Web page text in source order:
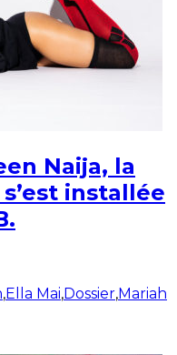
Naija, la
installée
,Ella Mai,Dossier,Mariah